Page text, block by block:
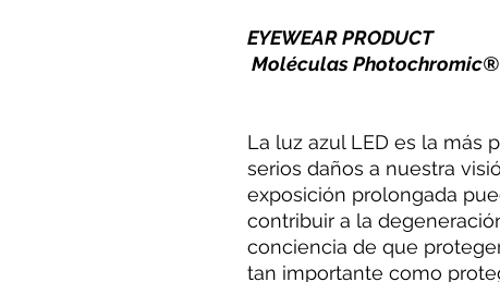
EYEWEAR PRODUCT
Moléculas Photochromic®
La luz azul LED es la más
serios daños a nuestra
exposición prolongada
contribuir a la
conciencia de que
tan importante como